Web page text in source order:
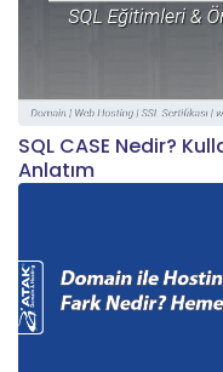
SQL CASE Nedir?
Anlatım